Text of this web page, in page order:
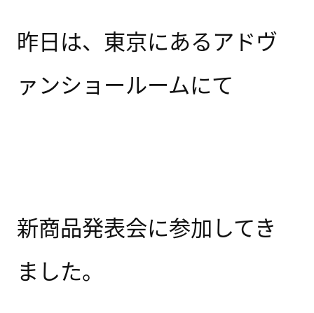
昨日は、東京にあるアドヴ
ァンショールームにて
新商品発表会に参加してき
ました。